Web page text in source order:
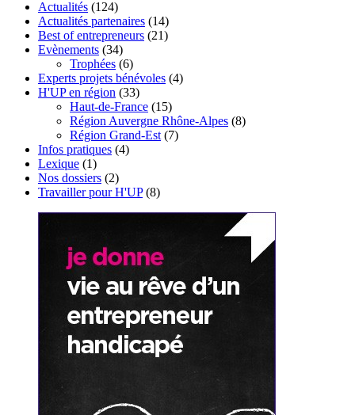
Actualités (124)
Actualités partenaires (14)
Best of entrepreneurs (21)
Evènements (34)
Trophées (6)
Experts projets bénévoles (4)
H'UP en région (33)
Haut-de-France (15)
Région Auvergne Rhône-Alpes (8)
Région Grand-Est (7)
Infos pratiques (4)
Lexique (1)
Nos dossiers (2)
Travailler pour H'UP(8)